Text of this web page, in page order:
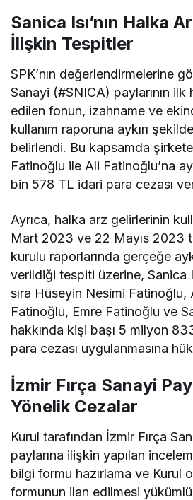
Sanica Isı’nın Halka
İlişkin Tespitler
SPK’nın değerlendirmelerine
Sanayi (#SNICA) paylarının ilk
edilen fonun, izahname ve
kullanım raporuna aykırı şekilde
belirlendi. Bu kapsamda
Fatinoğlu ile Ali Fatinoğlu’na
bin 578 TL idari para cezası
Ayrıca, halka arz gelirlerinin
Mart 2023 ve 22 Mayıs 2023
kurulu raporlarında gerçeğe
verildiği tespiti üzerine, Sanica
sıra Hüseyin Nesimi
Fatinoğlu, Emre Fatinoğlu ve
hakkında kişi başı 5 milyon
para cezası uygulanmasına
İzmir Fırça Sanayi
Yönelik Cezalar
Kurul tarafından İzmir Fırça
paylarına ilişkin yapılan
bilgi formu hazırlama ve Kurul
formunun ilan edilmesi